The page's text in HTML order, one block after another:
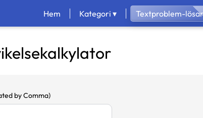
Hem Kategori ▾ Textproblem-
by Comma)